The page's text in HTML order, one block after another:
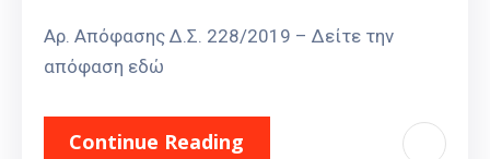
Αρ. Απόφασης Δ.Σ. 228/2019 – Δείτε την
απόφαση εδώ
Continue Reading